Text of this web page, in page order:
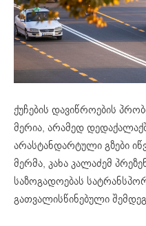
ქუჩების დავიწროების
მერია, არამედ
არასტანდარტული გზები
მერმა, კახა კალაძემ
საზოგადოებას
გათვალისწინებული